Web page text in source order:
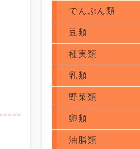
でんぷん類
豆類
種実類
乳類
野菜類
卵類
油脂類